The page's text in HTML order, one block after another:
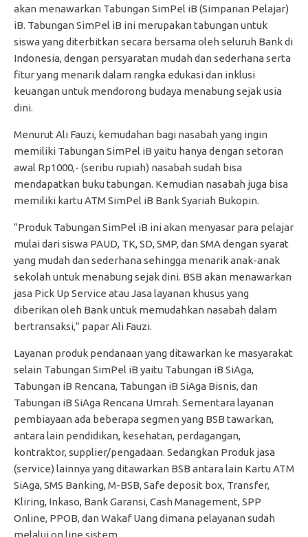
akan menawarkan Tabungan SimPel iB (Simpanan Pelajar)
iB. Tabungan SimPel iB ini merupakan tabungan untuk
siswa yang diterbitkan secara bersama oleh seluruh Bank di
Indonesia, dengan persyaratan mudah dan sederhana serta
fitur yang menarik dalam rangka edukasi dan inklusi
keuangan untuk mendorong budaya menabung sejak usia
dini.
Menurut Ali Fauzi, kemudahan bagi nasabah yang ingin
memiliki Tabungan SimPel iB yaitu hanya dengan setoran
awal Rp1000,- (seribu rupiah) nasabah sudah bisa
mendapatkan buku tabungan. Kemudian nasabah juga bisa
memiliki kartu ATM SimPel iB Bank Syariah Bukopin.
“Produk Tabungan SimPel iB ini akan menyasar para pelajar
mulai dari siswa PAUD, TK, SD, SMP, dan SMA dengan syarat
yang mudah dan sederhana sehingga menarik anak-anak
sekolah untuk menabung sejak dini. BSB akan menawarkan
jasa Pick Up Service atau Jasa layanan khusus yang
diberikan oleh Bank untuk memudahkan nasabah dalam
bertransaksi,” papar Ali Fauzi.
Layanan produk pendanaan yang ditawarkan ke masyarakat
selain Tabungan SimPel iB yaitu Tabungan iB SiAga,
Tabungan iB Rencana, Tabungan iB SiAga Bisnis, dan
Tabungan iB SiAga Rencana Umrah. Sementara layanan
pembiayaan ada beberapa segmen yang BSB tawarkan,
antara lain pendidikan, kesehatan, perdagangan,
kontraktor, supplier/pengadaan. Sedangkan Produk jasa
(service) lainnya yang ditawarkan BSB antara lain Kartu ATM
SiAga, SMS Banking, M-BSB, Safe deposit box, Transfer,
Kliring, Inkaso, Bank Garansi, Cash Management, SPP
Online, PPOB, dan Wakaf Uang dimana pelayanan sudah
melalui on line sistem.